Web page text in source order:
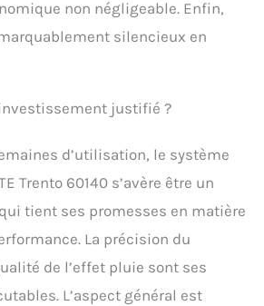
non négligeable. Enfin,
silencieux en
justifié ?
d’utilisation, le système
Trento 60140 s’avère être un
tient ses promesses en matière
La précision du
de l’effet pluie sont ses
L’aspect général est